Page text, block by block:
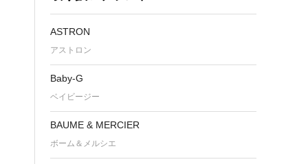
ASTRON
アストロン
Baby-G
ベイビージー
BAUME & MERCIER
ボーム＆メルシエ